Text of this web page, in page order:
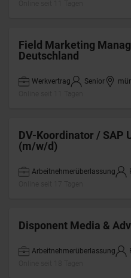
Field Marketing
Deutschland
Werkvertrag Senior
DV-Koordinator / SAP
(m/w/d)
Arbeitnehmerüberlassung
Disponent Media &
Arbeitnehmerüberlassung